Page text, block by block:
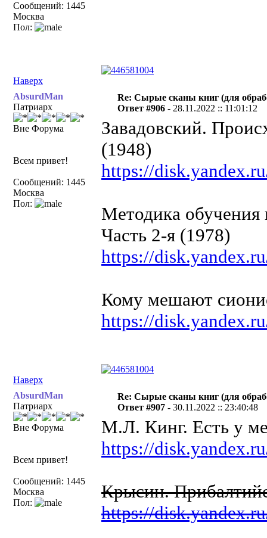
Сообщений: 1445
Москва
Пол:
Наверх
AbsurdMan
Патриарх
Вне Форума
Всем привет!
Сообщений: 1445
Москва
Пол:
Re: Сырые сканы книг (для
Ответ #906 - 28.11.2022 :: 11:01:12
Завадовский.
(1948)
https://
Методика обучения
Часть 2-я (1978)
https://
Кому мешают
https://
Наверх
AbsurdMan
Патриарх
Вне Форума
Всем привет!
Сообщений: 1445
Москва
Пол:
Re: Сырые сканы книг (для
Ответ #907 -30.11.2022 :: 23:40:48
М.Л. Кинг. Есть у
https://
Крысин.
https://